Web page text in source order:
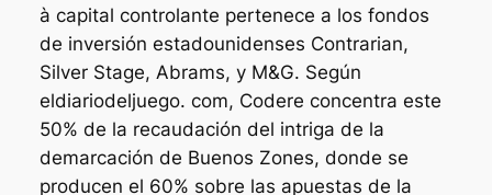
à capital controlante pertenece a los fondos
de inversión estadounidenses Contrarian,
Silver Stage, Abrams, y M&G. Según
eldiariodeljuego. com, Codere concentra este
50% de la recaudación del intriga de la
demarcación de Buenos Zones, donde se
producen el 60% sobre las apuestas de la